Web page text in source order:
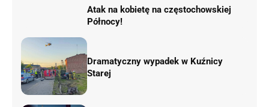
Atak na kobietę na częstochowskiej
Północy!
Dramatyczny wypadek w Kuźnicy
Starej